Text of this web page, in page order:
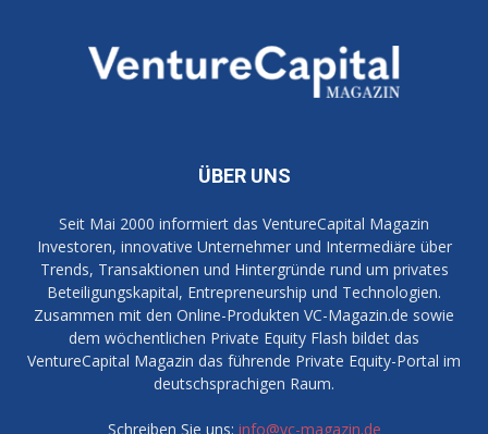
ÜBER UNS
Seit Mai 2000 informiert das VentureCapital Magazin
Investoren, innovative Unternehmer und Intermediäre über
Trends, Transaktionen und Hintergründe rund um privates
Beteiligungskapital, Entrepreneurship und Technologien.
Zusammen mit den Online-Produkten VC-Magazin.de sowie
dem wöchentlichen Private Equity Flash bildet das
VentureCapital Magazin das führende Private Equity-Portal im
deutschsprachigen Raum.
Schreiben Sie uns: info@vc-magazin.de